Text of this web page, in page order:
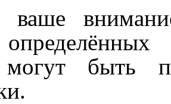
могут быть